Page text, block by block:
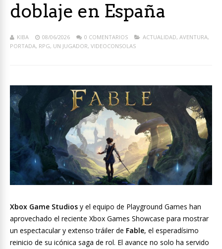
doblaje en España
KIBA 08/06/2026 0 COMENTARIOS ACTUALIDAD, AVENTURA,
PORTADA, RPG, UN JUGADOR, VIDEOCONSOLAS
Xbox Game Studios y el equipo de Playground Games han
aprovechado el reciente Xbox Games Showcase para mostrar
un espectacular y extenso tráiler de Fable, el esperadísimo
reinicio de su icónica saga de rol. El avance no solo ha servido